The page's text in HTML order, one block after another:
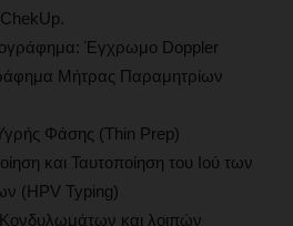
Έγχρωμο Doppler
Μήτρας Παραμητρίων
Φάσης (Thin Prep)
και Ταυτοποίηση του Ιού των
(HPV Typing)
και λοιπών